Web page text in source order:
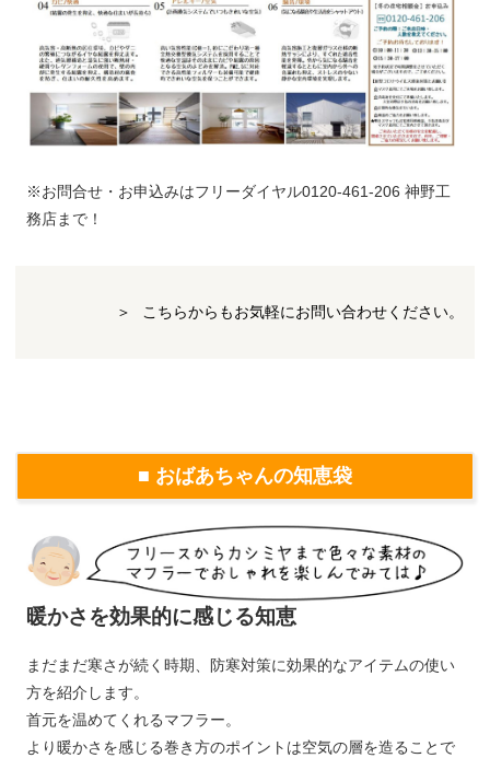
※お問合せ・お申込みはフリーダイヤル0120-461-206 神野工
務店まで！
こちらからもお気軽にお問い合わせください。
■ おばあちゃんの知恵袋
暖かさを効果的に感じる知恵
まだまだ寒さが続く時期、防寒対策に効果的なアイテムの使い
方を紹介します。
首元を温めてくれるマフラー。
より暖かさを感じる巻き方のポイントは空気の層を造ることで